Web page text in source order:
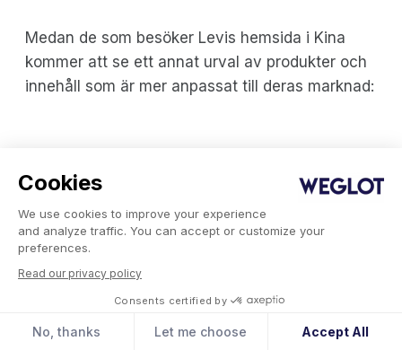
Cookies
We use cookies to improve your experience
and analyze traffic. You can accept or customize your
preferences.
Read our privacy policy
Consents certified by
No, thanks Let me choose Accept All
Medan de som besöker Levis hemsida i Kina
kommer att se ett annat urval av produkter och
innehåll som är mer anpassat till deras marknad:
Resultatet? En smidigare användarupplevelse
på Levis webbplats, vilket garanterat ökar
engagemanget på webbplatsen och